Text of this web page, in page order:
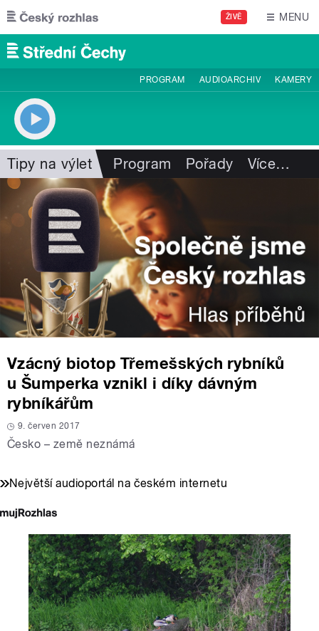
Přejít k hlavnímu obsahu
ŽIVĚ MENU
PROGRAM AUDIOARCHIV KAMERY
Tipy na výlet Program Pořady Více…
Vzácný biotop Třemešských rybníků
u Šumperka vznikl i díky dávným
rybníkářům
9. červen 2017
Česko – země neznámá
Největší audioportál na českém internetu